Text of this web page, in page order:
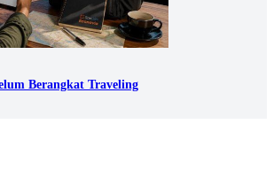
Berangkat Traveling